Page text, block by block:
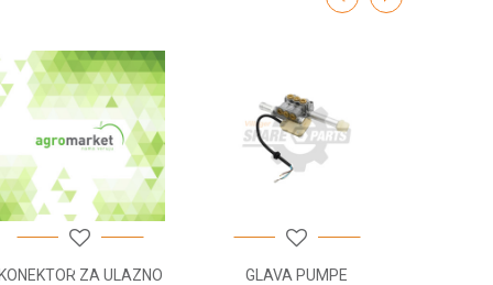
KONEKTOR ZA ULAZNO
GLAVA PUMPE